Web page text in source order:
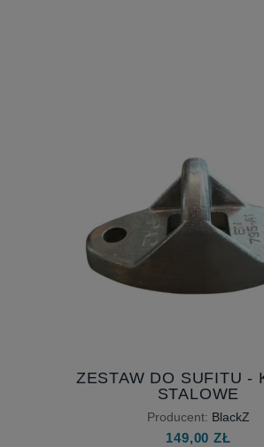
ZESTAW DO SUFITU -
STALOWE
Producent: BlackZ
149,00 ZŁ